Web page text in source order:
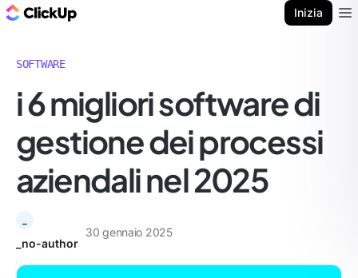
Inizia
SOFTWARE
i 6 migliori software di
gestione dei processi
aziendali nel 2025
_no-author
30 gennaio 2025